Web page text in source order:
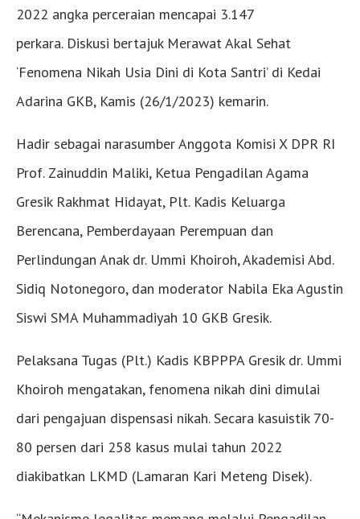
2022 angka perceraian mencapai 3.147
perkara. Diskusi bertajuk Merawat Akal Sehat
‘Fenomena Nikah Usia Dini di Kota Santri’ di Kedai
Adarina GKB, Kamis (26/1/2023) kemarin.
Hadir sebagai narasumber Anggota Komisi X DPR RI
Prof. Zainuddin Maliki, Ketua Pengadilan Agama
Gresik Rakhmat Hidayat, Plt. Kadis Keluarga
Berencana, Pemberdayaan Perempuan dan
Perlindungan Anak dr. Ummi Khoiroh, Akademisi Abd.
Sidiq Notonegoro, dan moderator Nabila Eka Agustin
Siswi SMA Muhammadiyah 10 GKB Gresik.
Pelaksana Tugas (Plt.) Kadis KBPPPA Gresik dr. Ummi
Khoiroh mengatakan, fenomena nikah dini dimulai
dari pengajuan dispensasi nikah. Secara kasuistik 70-
80 persen dari 258 kasus mulai tahun 2022
diakibatkan LKMD (Lamaran Kari Meteng Disek).